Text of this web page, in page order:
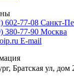
602-77-08 Санкт-
380-77-90 Москва
E-mail
Братская ул,